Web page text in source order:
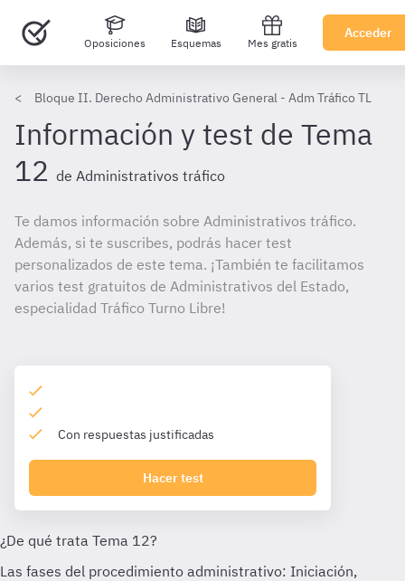
Oposiciones Esquemas Mes gratis
Acceder
Bloque II. Derecho Administrativo General - Adm Tráfico TL
Información y test de Tema
12 de Administrativos tráfico
Te damos información sobre Administrativos tráfico.
Además, si te suscribes, podrás hacer test
personalizados de este tema. ¡También te facilitamos
varios test gratuitos de Administrativos del Estado,
especialidad Tráfico Turno Libre!
Con respuestas justificadas
Hacer test